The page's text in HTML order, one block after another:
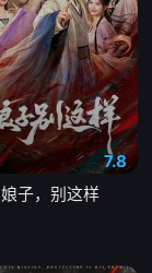
7.8
娘子，别这样